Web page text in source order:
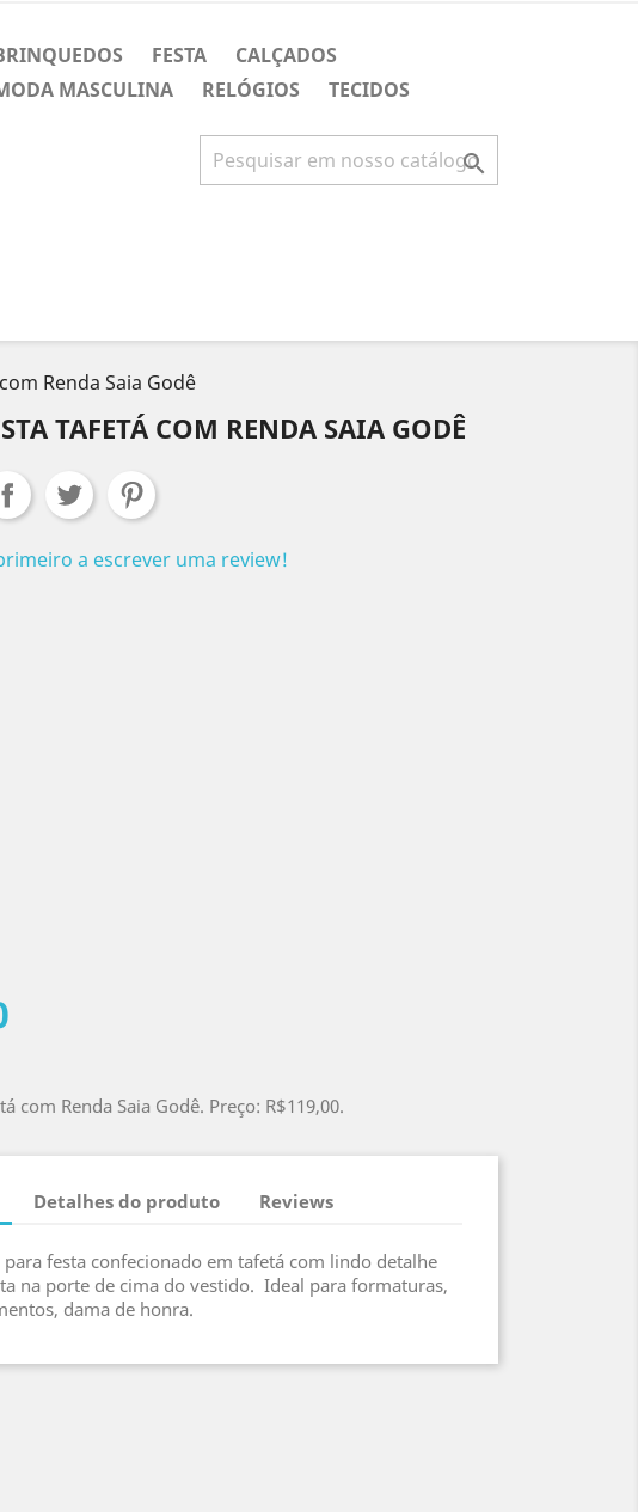
FESTA
CALÇADOS
MASCULINA RELÓGIOS TECIDOS

Renda Saia Godê
TAFETÁ COM RENDA SAIA GODÊ
a escrever uma review!
com Renda Saia Godê. Preço: R$119,00.
Detalhes do produto Reviews
festa confecionado em tafetá com lindo detalhe
na porte de cima do vestido. Ideal para formaturas,
dama de honra.